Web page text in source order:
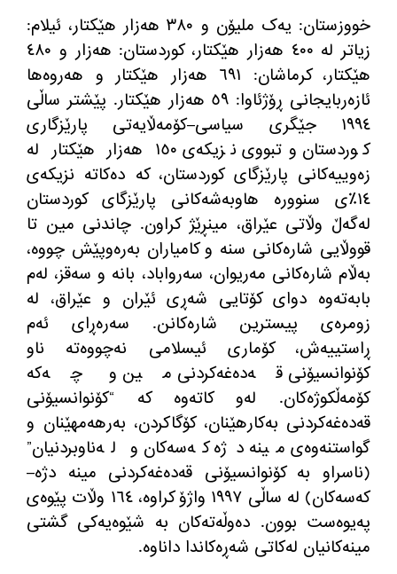
خووزستان:یەک ملیۆن و ٣٨٠ هەزار هێکتار، ئیلام
:
زیاتر لە ٤٠٠ هەزار هێکتار، کوردستان
:
هەزار و ٤٨٠
هێکتار، کرماشان:
٦٩١ هەزار هێکتار و هەروەها
ئازەربایجانی ڕۆژئاوا: ٥٩ هەزار هێکتار . پێشتر ساڵی
١٩٩٤ جێگری سیاسی
–کۆمەڵایەتی پارێزگاری
کوردستان وتبووی نزیکەی ١٥٠ هەزار هێکتار لە
زەوییەکانی پارێزگای کوردستان، کە دەکاتە نزیکەی
١٤٪ی سنوورە هاوبەشەکانی پارێزگای کوردستان
لەگەڵ وڵاتی عێراق، مینڕێژ کراون. چاندنی مین تا
قووڵایی شارەکانی سنە و کامیاران بەرەوپێش چووە،
بەڵام شارەکانی مەریوان، سەرواباد، بانە و سەقز، لەم
بابەتەوە دوای کۆتایی شەڕی ئێران و عێراق، لە
زومرەی پیسترین شارەکانن. سەرەڕای ئەم
ڕاستییەش، کۆماری ئیسلامی نەچووەتە ناو
کۆنوانسیۆنی قەدەغەکردنی مین و چەکە
کۆمەڵکوژەکان. لەو کاتەوە کە “کۆنوانسیۆنی
قەدەغەکردنی بەکارهێنان، کۆگاکردن، بەرهەمهێنان و
گواستنەوەی مینە دژە کەسەکان و لەناوبردنیان”
(ناسراو بە کۆنوانسیۆنی قەدەغەکردنی مینە دژە–
کەسەکان)
لە ساڵی ١٩٩٧ واژۆ کراوە، ١٦٤ وڵات پێوەی
پەیوەست بوون. دەوڵەتەکان بە شێوەیەکی گشتی
مینەکانیان لەکاتی شەڕەکاندا داناوە.